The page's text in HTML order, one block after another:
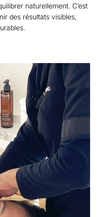
naturellement. C’est
des résultats visibles,